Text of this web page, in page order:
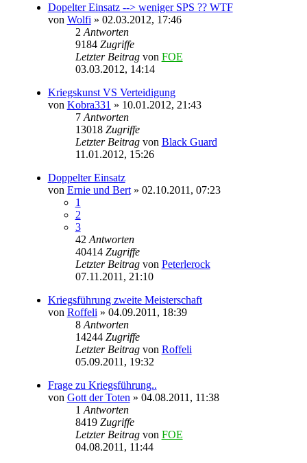
Dopelter Einsatz --> weniger SPS ?? WTF
von Wolfi » 02.03.2012, 17:46
2 Antworten
9184 Zugriffe
Letzter Beitrag von FOE
03.03.2012, 14:14
Kriegskunst VS Verteidigung
von Kobra331 » 10.01.2012, 21:43
7 Antworten
13018 Zugriffe
Letzter Beitrag von Black Guard
11.01.2012, 15:26
Doppelter Einsatz
von Ernie und Bert» 02.10.2011, 07:23
1
2
3
42 Antworten
40414 Zugriffe
Letzter Beitrag von Peterlerock
07.11.2011, 21:10
Kriegsführung zweite Meisterschaft
von Roffeli » 04.09.2011, 18:39
8 Antworten
14244 Zugriffe
Letzter Beitrag von Roffeli
05.09.2011, 19:32
Frage zu Kriegsführung..
von Gott der Toten » 04.08.2011, 11:38
1 Antworten
8419 Zugriffe
Letzter Beitrag von FOE
04.08.2011, 11:44